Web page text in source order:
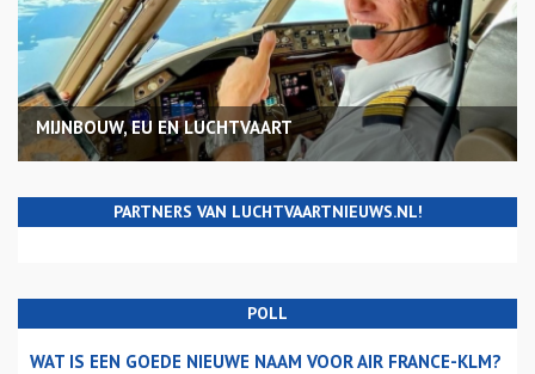
MIJNBOUW, EU EN LUCHTVAART
PARTNERS VAN LUCHTVAARTNIEUWS.NL!
POLL
WAT IS EEN GOEDE NIEUWE NAAM VOOR AIR FRANCE-KLM?